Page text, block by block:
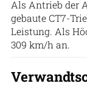
Als Antrieb der
gebaute CT7-
Leistung. Als
309 km/h an.